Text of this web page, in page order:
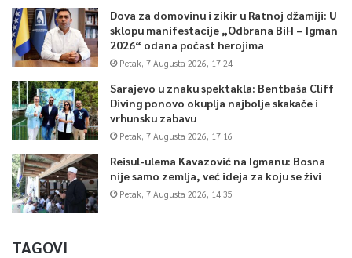
Dova za domovinu i zikir u Ratnoj džamiji: U
sklopu manifestacije „Odbrana BiH – Igman
2026“ odana počast herojima
Petak, 7 Augusta 2026, 17:24
Sarajevo u znaku spektakla: Bentbaša Cliff
Diving ponovo okuplja najbolje skakače i
vrhunsku zabavu
Petak, 7 Augusta 2026, 17:16
Reisul-ulema Kavazović na Igmanu: Bosna
nije samo zemlja, već ideja za koju se živi
Petak, 7 Augusta 2026, 14:35
TAGOVI